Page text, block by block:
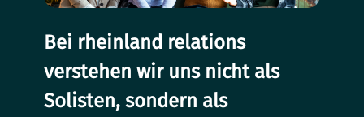
Zugänglichkeitssystem
verwendet.Bei rheinland relations
verstehen wir uns nicht als
Solisten, sondern als